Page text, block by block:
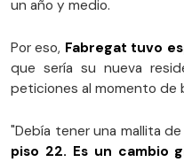
un año y medio.
Por eso, Fabregat tuvo
que sería su nueva
peticiones al momento de
"Debía tener una mallita
piso 22. Es un cambio